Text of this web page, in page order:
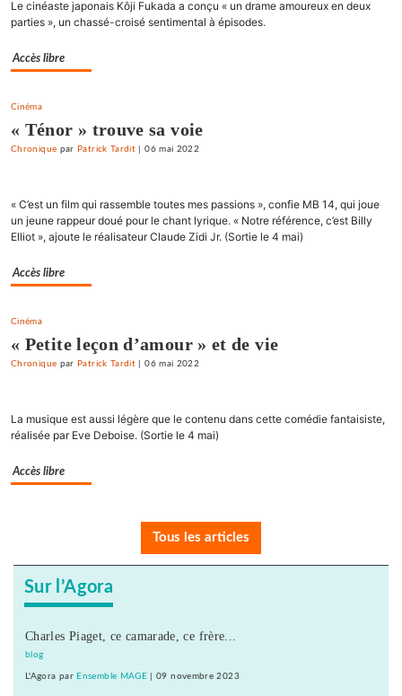
Le cinéaste japonais Kôji Fukada a conçu « un drame amoureux en deux
parties », un chassé-croisé sentimental à épisodes.
Accès libre
Cinéma
« Ténor » trouve sa voie
Chronique par Patrick Tardit |06 mai 2022
« C’est un film qui rassemble toutes mes passions », confie MB 14, qui joue
un jeune rappeur doué pour le chant lyrique. « Notre référence, c’est Billy
Elliot », ajoute le réalisateur Claude Zidi Jr. (Sortie le 4 mai)
Accès libre
Cinéma
« Petite leçon d’amour » et de vie
Chronique par Patrick Tardit |06 mai 2022
La musique est aussi légère que le contenu dans cette comédie fantaisiste,
réalisée par Eve Deboise. (Sortie le 4 mai)
Accès libre
Tous les articles
Sur l’Agora
Charles Piaget, ce camarade, ce frère...
blog
L'Agora par Ensemble MAGE |09 novembre 2023